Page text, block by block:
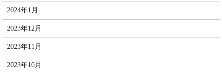
2024年1月
2023年12月
2023年11月
2023年10月